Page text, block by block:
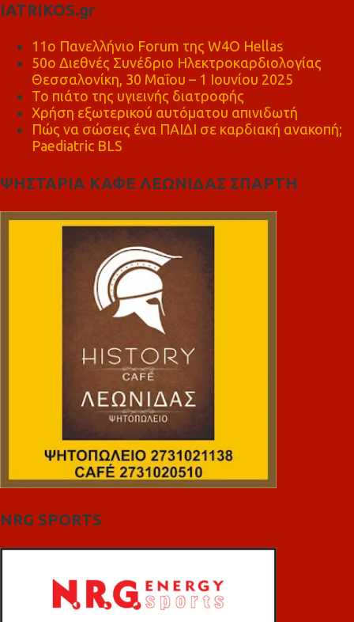
IATRIKOS.gr
11ο Πανελλήνιο Forum της W4O Hellas
50ο Διεθνές Συνέδριο Ηλεκτροκαρδιολογίας
Θεσσαλονίκη, 30 Μαΐου – 1 Ιουνίου 2025
Το πιάτο της υγιεινής διατροφής
Χρήση εξωτερικού αυτόματου απινιδωτή
Πώς να σώσεις ένα ΠΑΙΔΙ σε καρδιακή ανακοπή;
Paediatric BLS
ΨΗΣΤΑΡΙΑ ΚΑΦΕ ΛΕΩΝΙΔΑΣ ΣΠΑΡΤΗ
NRG SPORTS